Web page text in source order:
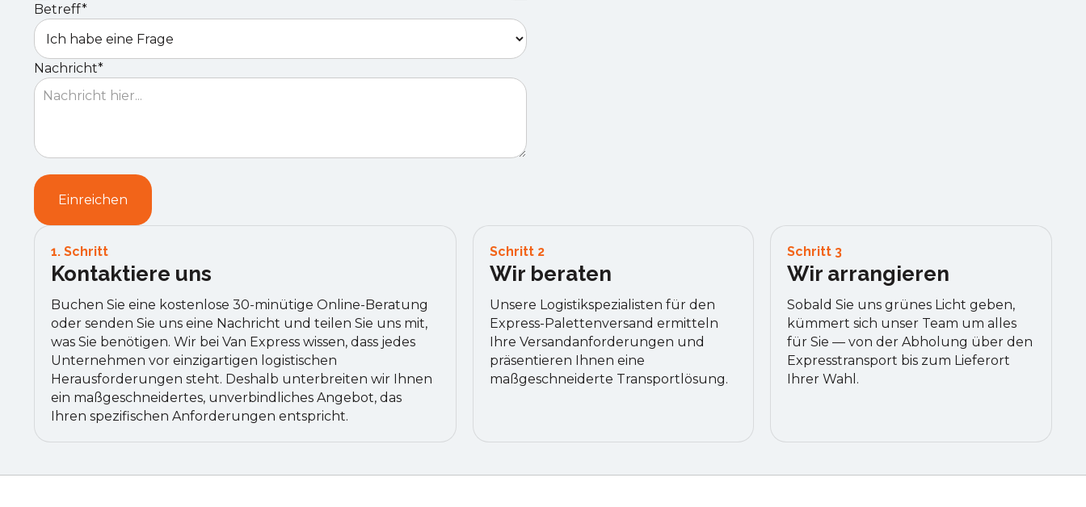
Betreff*
Nachricht*
1. Schritt
Kontaktiere uns
Buchen Sie eine kostenlose 30-minütige Online-Beratung
oder senden Sie uns eine Nachricht und teilen Sie uns mit,
was Sie benötigen. Wir bei Van Express wissen, dass jedes
Unternehmen vor einzigartigen logistischen
Herausforderungen steht. Deshalb unterbreiten wir Ihnen
ein maßgeschneidertes, unverbindliches Angebot, das
Ihren spezifischen Anforderungen entspricht.
Schritt 2
Wir beraten
Unsere Logistikspezialisten für den
Express-Palettenversand ermitteln
Ihre Versandanforderungen und
präsentieren Ihnen eine
maßgeschneiderte Transportlösung.
Schritt 3
Wir arrangieren
Sobald Sie uns grünes Licht geben,
kümmert sich unser Team um alles
für Sie — von der Abholung über den
Expresstransport bis zum Lieferort
Ihrer Wahl.